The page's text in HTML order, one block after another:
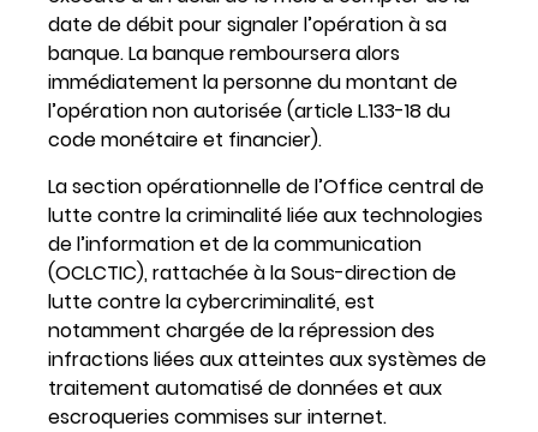
date de débit pour signaler l’opération à sa
banque. La banque remboursera alors
immédiatement la personne du montant de
l’opération non autorisée (article L.133-18 du
code monétaire et financier).
La section opérationnelle de l’Office central de
lutte contre la criminalité liée aux technologies
de l’information et de la communication
(OCLCTIC), rattachée à la Sous-direction de
lutte contre la cybercriminalité, est
notamment chargée de la répression des
infractions liées aux atteintes aux systèmes de
traitement automatisé de données et aux
escroqueries commises sur internet.